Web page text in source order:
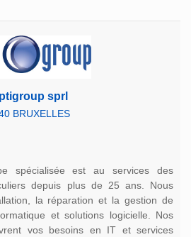
sprl
BRUXELLES
spécialisée est au services des
depuis plus de 25 ans. Nous
la réparation et la gestion de
et solutions logicielle. Nos
vos besoins en IT et services